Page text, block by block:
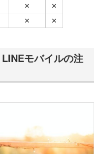
✕
✕
✕ ✕
モバイルの注